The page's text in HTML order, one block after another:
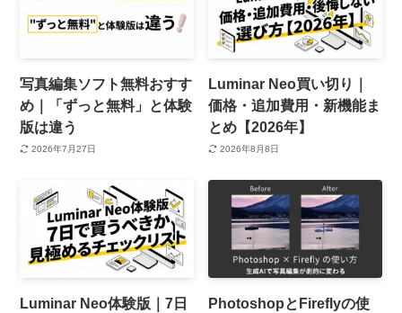
写真編集ソフト無料おすす
め｜「ずっと無料」と体験
版は違う
2026年7月27日
Luminar Neo買い切り｜
価格・追加費用・新機能ま
とめ【2026年】
2026年8月8日
Luminar Neo体験版｜7日
PhotoshopとFireflyの使